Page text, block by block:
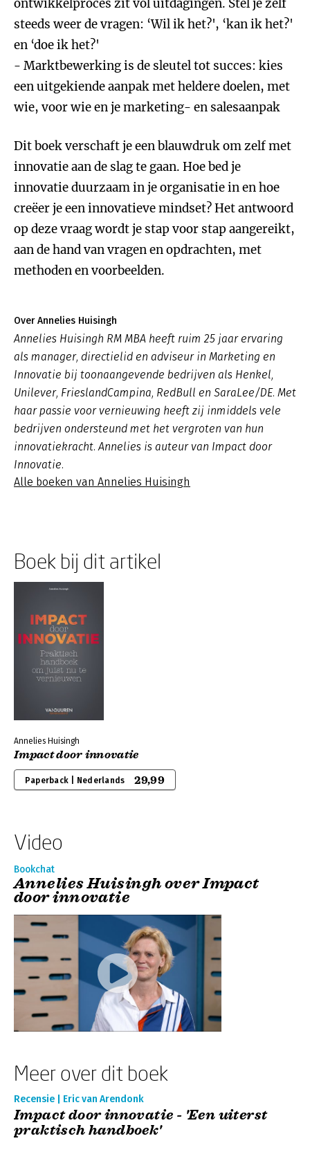
ontwikkelproces zit vol uitdagingen. Stel je zelf
steeds weer de vragen: ‘Wil ik het?', ‘kan ik het?'
en ‘doe ik het?'
- Marktbewerking is de sleutel tot succes: kies
een uitgekiende aanpak met heldere doelen, met
wie, voor wie en je marketing- en salesaanpak
Dit boek verschaft je een blauwdruk om zelf met
innovatie aan de slag te gaan. Hoe bed je
innovatie duurzaam in je organisatie in en hoe
creëer je een innovatieve mindset? Het antwoord
op deze vraag wordt je stap voor stap aangereikt,
aan de hand van vragen en opdrachten, met
methoden en voorbeelden.
Over Annelies Huisingh
Annelies Huisingh RM MBA heeft ruim 25 jaar ervaring
als manager, directielid en adviseur in Marketing en
Innovatie bij toonaangevende bedrijven als Henkel,
Unilever, FrieslandCampina, RedBull en SaraLee/DE. Met
haar passie voor vernieuwing heeft zij inmiddels vele
bedrijven ondersteund met het vergroten van hun
innovatiekracht. Annelies is auteur van Impact door
Innovatie.
Alle boeken van Annelies Huisingh
Boek bij dit artikel
Annelies Huisingh
Impact door innovatie
Paperback | Nederlands 29,99
Video
Bookchat
Annelies Huisingh over Impact
door innovatie
Meer over dit boek
Recensie | Eric van Arendonk
Impact door innovatie - 'Een uiterst
praktisch handboek'